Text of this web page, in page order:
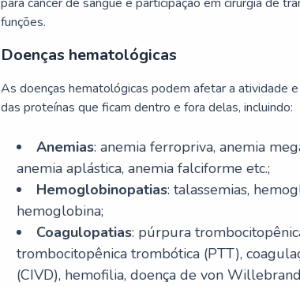
funções.
Doenças hematológicas
As doenças hematológicas podem afetar a atividade
das proteínas que ficam dentro e fora delas, incluindo:
Anemias: anemia ferropriva, anemia
anemia aplástica, anemia falciforme etc.;
Hemoglobinopatias: talassemias,
hemoglobina;
Coagulopatias: púrpura
trombocitopênica trombótica (PTT),
(CIVD), hemofilia, doença de von